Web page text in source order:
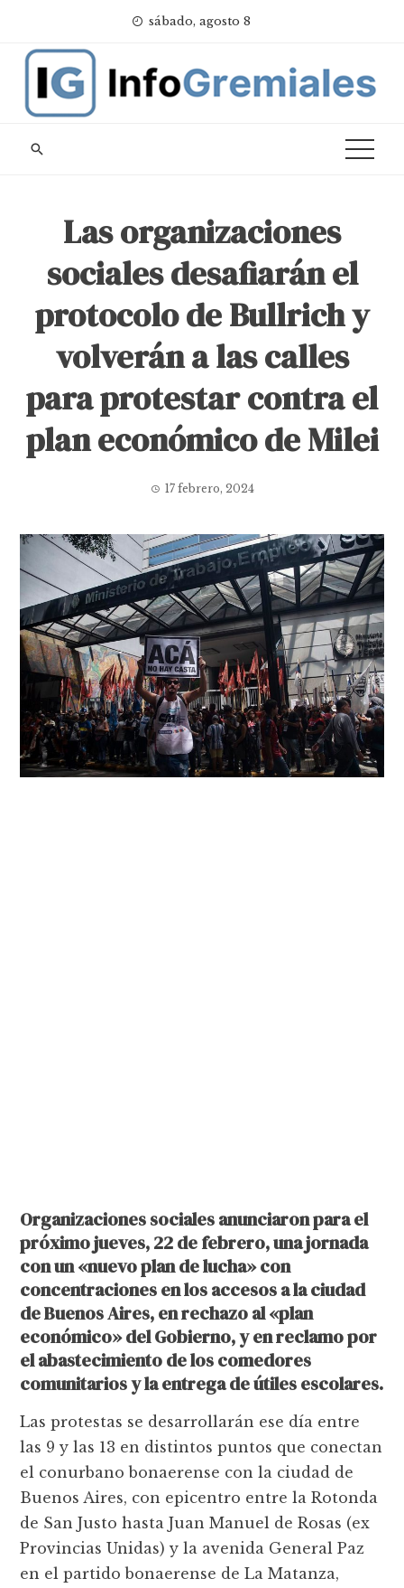
content
sábado, agosto 8
Las organizaciones
sociales desafiarán el
protocolo de Bullrich y
volverán a las calles
para protestar contra el
plan económico de Milei
17 febrero, 2024
Organizaciones sociales anunciaron para el
próximo jueves, 22 de febrero, una jornada
con un «nuevo plan de lucha» con
concentraciones en los accesos a la ciudad
de Buenos Aires, en rechazo al «plan
económico» del Gobierno, y en reclamo por
el abastecimiento de los comedores
comunitarios y la entrega de útiles escolares.
Las protestas se desarrollarán ese día entre
las 9 y las 13 en distintos puntos que conectan
el conurbano bonaerense con la ciudad de
Buenos Aires, con epicentro entre la Rotonda
de San Justo hasta Juan Manuel de Rosas (ex
Provincias Unidas) y la avenida General Paz
en el partido bonaerense de La Matanza,